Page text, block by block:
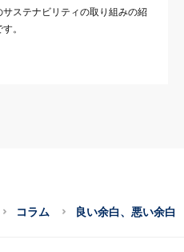
サステナビリティの取り組みの紹
。
コラム 良い余白、悪い余白